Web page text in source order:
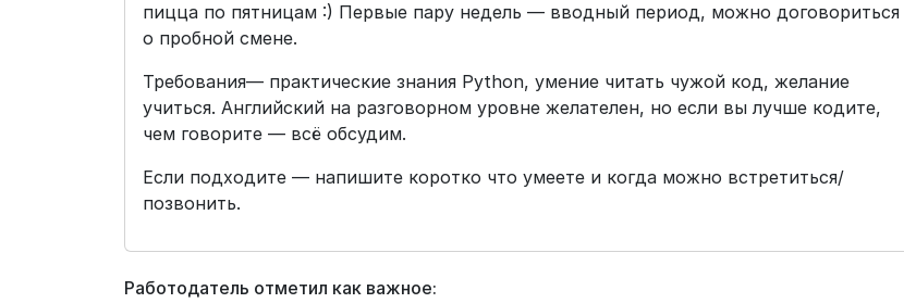
пицца по пятницам :) Первые пару недель — вводный период, можно договориться
о пробной смене.
Требования— практические знания Python, умение читать чужой код, желание
учиться. Английский на разговорном уровне желателен, но если вы лучше кодите,
чем говорите — всё обсудим.
Если подходите — напишите коротко что умеете и когда можно встретиться/
позвонить.
Работодатель отметил как важное: